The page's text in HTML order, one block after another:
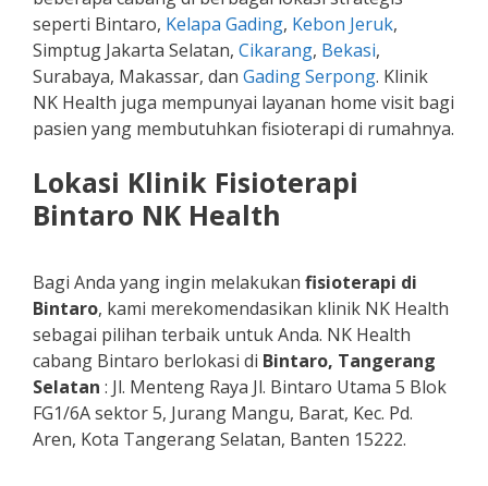
seperti Bintaro, Kelapa Gading, Kebon Jeruk,
Simptug Jakarta Selatan, Cikarang, Bekasi,
Surabaya, Makassar, dan Gading Serpong. Klinik
NK Health juga mempunyai layanan home visit bagi
pasien yang membutuhkan fisioterapi di rumahnya.
Lokasi Klinik Fisioterapi
Bintaro NK Health
Bagi Anda yang ingin melakukan fisioterapi di
Bintaro, kami merekomendasikan klinik NK Health
sebagai pilihan terbaik untuk Anda. NK Health
cabang Bintaro berlokasi di Bintaro, Tangerang
Selatan : Jl. Menteng Raya Jl. Bintaro Utama 5 Blok
FG1/6A sektor 5, Jurang Mangu, Barat, Kec. Pd.
Aren, Kota Tangerang Selatan, Banten 15222.